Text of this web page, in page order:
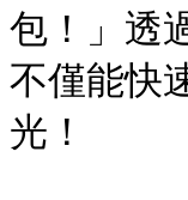
包！」透
不僅能快
光！